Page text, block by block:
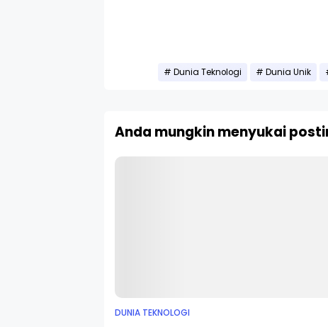
Dunia Teknologi Dunia Unik
Anda mungkin menyukai
DUNIA TEKNOLOGI